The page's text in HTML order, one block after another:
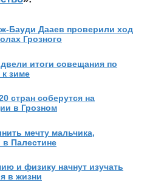
Бауди Дааев проверили ход
Грозного
итоги совещания по
к зиме
стран соберутся на
в Грозном
мечту мальчика,
Палестине
и физику начнут изучать
в жизни